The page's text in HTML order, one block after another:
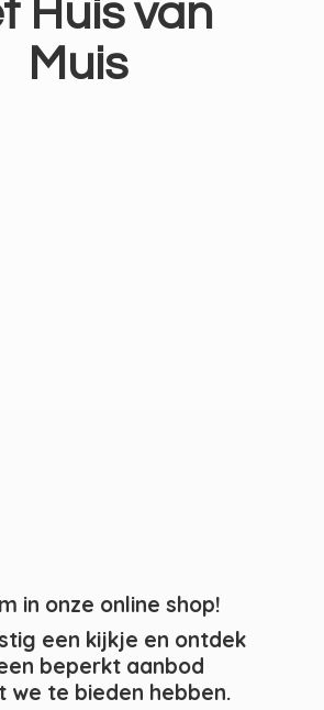
Huisvan
Muis
in onze online shop!
een kijkje en ontdek
beperkt aanbod
we te bieden hebben.